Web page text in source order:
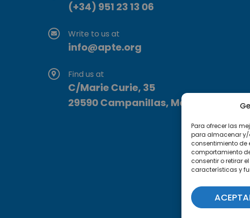
Para ofrecer las
para almacenar y/
consentimiento de
comportamiento
consentir o retirar
características y
(+34) 951 23 13 06
Write to us at
info@apte.org
Find us at
C/Marie Curie, 35
29590 Campanillas, Málaga